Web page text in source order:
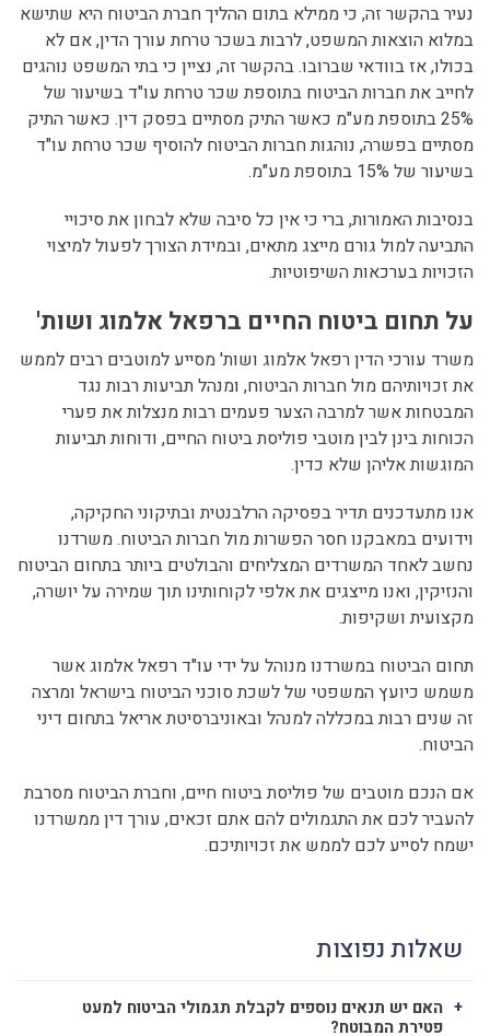
נעיר בהקשר זה, כי ממילא בתום ההליך חברת הביטוח היא שתישא
במלוא הוצאות המשפט, לרבות בשכר טרחת עורך הדין, אם לא
בכולו, אז בוודאי שברובו. בהקשר זה, נציין כי בתי המשפט נוהגים
לחייב את חברות הביטוח בתוספת שכר טרחת עו"ד בשיעור של
25% בתוספת מע"מ כאשר התיק מסתיים בפסק דין. כאשר התיק
מסתיים בפשרה, נוהגות חברות הביטוח להוסיף שכר טרחת עו"ד
בשיעור של 15% בתוספת מע"מ.
בנסיבות האמורות, ברי כי אין כל סיבה שלא לבחון את סיכויי
התביעה למול גורם מייצג מתאים, ובמידת הצורך לפעול למיצוי
הזכויות בערכאות השיפוטיות.
על תחום ביטוח החיים ברפאל אלמוג ושות'
משרד עורכי הדין רפאל אלמוג ושות' מסייע למוטבים רבים לממש
את זכויותיהם מול חברות הביטוח, ומנהל תביעות רבות נגד
המבטחות אשר למרבה הצער פעמים רבות מנצלות את פערי
הכוחות בינן לבין מוטבי פוליסת ביטוח החיים, ודוחות תביעות
המוגשות אליהן שלא כדין.
אנו מתעדכנים תדיר בפסיקה הרלבנטית ובתיקוני החקיקה,
וידועים במאבקנו חסר הפשרות מול חברות הביטוח. משרדנו
נחשב לאחד המשרדים המצליחים והבולטים ביותר בתחום הביטוח
והנזיקין, ואנו מייצגים את אלפי לקוחותינו תוך שמירה על יושרה,
מקצועית ושקיפות.
תחום הביטוח במשרדנו מנוהל על ידי עו"ד רפאל אלמוג אשר
משמש כיועץ המשפטי של לשכת סוכני הביטוח בישראל ומרצה
זה שנים רבות במכללה למנהל ובאוניברסיטת אריאל בתחום דיני
הביטוח.
אם הנכם מוטבים של פוליסת ביטוח חיים, וחברת הביטוח מסרבת
להעביר לכם את התגמולים להם אתם זכאים, עורך דין ממשרדנו
ישמח לסייע לכם לממש את זכויותיכם.
שאלות נפוצות
האם יש תנאים נוספים לקבלת תגמולי הביטוח למעט
פטירת המבוטח?